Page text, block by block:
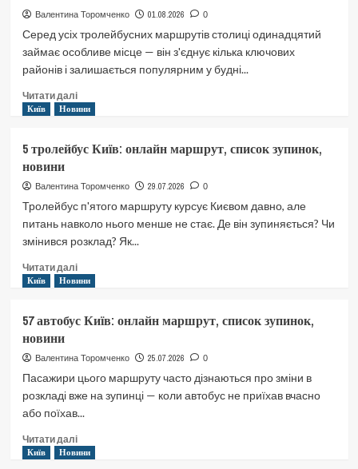
маршрут,
зупинок,
новини
Валентина Торомченко 01.08.2026 0
Серед усіх тролейбусних маршрутів столиці одинадцятий
займає особливе місце — він з'єднує кілька ключових
районів і залишається популярним у будні...
Читати даліДокладніше
про
Київ:
маршрут,
список
новини
Київ Новини
5 тролейбус Київ: онлайн маршрут, список зупинок,
новини
Валентина Торомченко 29.07.2026 0
Тролейбус п'ятого маршруту курсує Києвом давно, але
питань навколо нього менше не стає. Де він зупиняється? Чи
змінився розклад? Як...
Читати даліДокладніше
про
Київ:
маршрут,
зупинок,
новини
Київ Новини
57 автобус Київ: онлайн маршрут, список зупинок,
новини
Валентина Торомченко 25.07.2026 0
Пасажири цього маршруту часто дізнаються про зміни в
розкладі вже на зупинці — коли автобус не приїхав вчасно
або поїхав...
Читати даліДокладніше
про
Київ Новини